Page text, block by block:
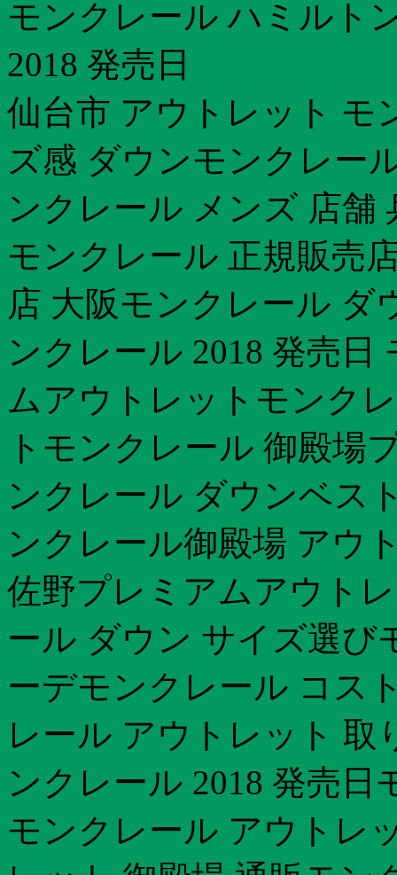
モンクレール ハミルト
2018 発売日
仙台市 アウトレット モ
ズ感 ダウンモンクレー
ンクレール メンズ 店舗
モンクレール 正規販売
店 大阪モンクレール ダ
ンクレール 2018 発売
ムアウトレットモンク
トモンクレール 御殿場
ンクレール ダウンベス
ンクレール御殿場 アウ
佐野プレミアムアウト
ール ダウン サイズ選び
ーデモンクレール コス
レール アウトレット 取
ンクレール 2018 発売
モンクレール アウトレ